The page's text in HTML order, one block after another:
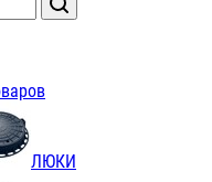
ЛЮКИ